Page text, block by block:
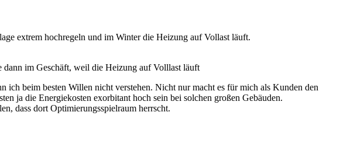
extrem hochregeln und im Winter die Heizung auf Vollast läuft.
dann im Geschäft, weil die Heizung auf Volllast läuft
ich beim besten Willen nicht verstehen. Nicht nur macht es für mich als Kunden den
ja die Energiekosten exorbitant hoch sein bei solchen großen Gebäuden.
dass dort Optimierungsspielraum herrscht.